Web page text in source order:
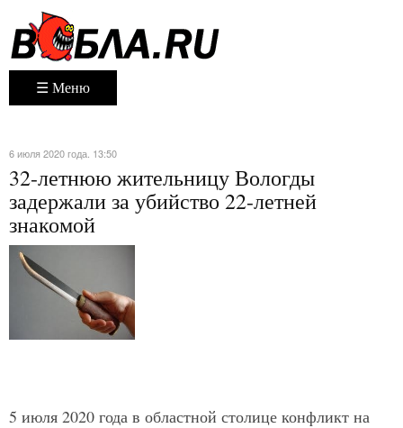
☰ Меню
6 июля 2020 года. 13:50
32-летнюю жительницу Вологды
задержали за убийство 22-летней
знакомой
5 июля 2020 года в областной столице конфликт на